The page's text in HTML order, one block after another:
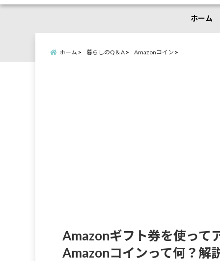
ホーム
ホーム 暮らしのQ＆A Amazonコイン
Amazonギフト券を使って
Amazonコインって何？解